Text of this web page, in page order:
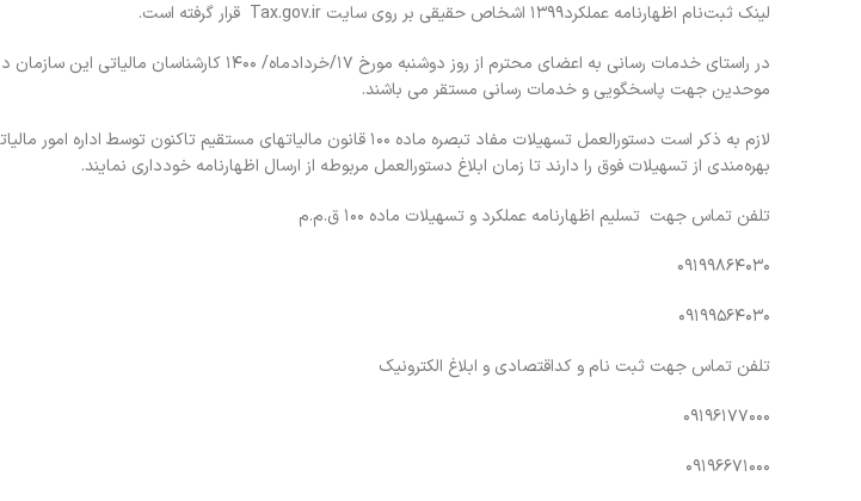
لینک ثبت‌نام اظهارنامه عملکرد۱۳۹۹ اشخاص حقیقی بر روی سایت Tax.gov.ir قرار گرفته است.
موحدین جهت پاسخگویی و خدمات رسانی مستقر می باشند.
لازم به ذکر است دستورالعمل تسهیلات مفاد تبصره ماده ۱۰۰ قانون مالیاتهای مستقیم
بهره‌مندی از تسهیلات فوق را دارند تا زمان ابلاغ دستورالعمل مربوطه از ارسال اظهارنامه خودداری نمایند.
تلفن تماس جهت تسلیم اظهارنامه عملکرد و تسهیلات ماده ۱۰۰ ق.م.م
۰۹۱۹۹۸۶۴۰۳۰
۰۹۱۹۹۵۶۴۰۳۰
تلفن تماس جهت ثبت نام و کداقتصادی و ابلاغ الکترونیک
۰۹۱۹۶۱۷۷۰۰۰
۰۹۱۹۶۶۷۱۰۰۰